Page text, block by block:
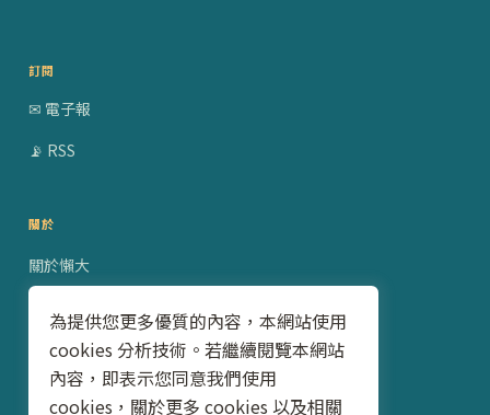
訂閱
✉ 電子報
📡 RSS
關於
關於懶大
隱私權政策
聯絡我
為提供您更多優質的內容，本網站使用
cookies 分析技術。若繼續閱覽本網站
內容，即表示您同意我們使用
cookies，關於更多 cookies 以及相關